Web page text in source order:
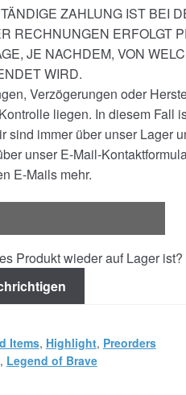
ZAHLUNG IST BEI
RECHNUNGEN ERFOLGT
JE NACHDEM, VON
WIRD.
Verzögerungen oder
liegen. In diesem Fall
sind immer über unser Lager
unser E-Mail-
E-Mails mehr.
Produkt wieder auf Lager ist?
Items, Highlight, Preorders
, Legend of Brave